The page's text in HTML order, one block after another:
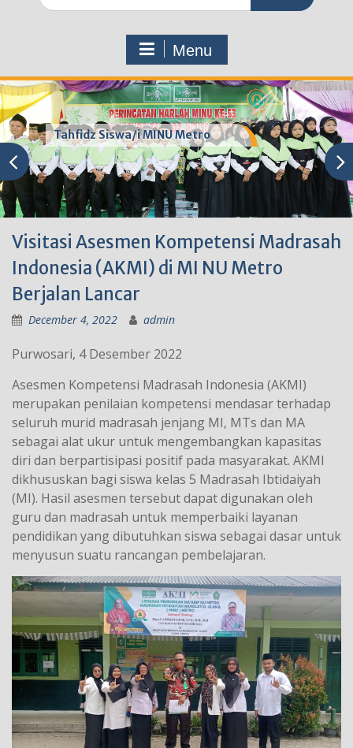
Menu
Tahfidz Siswa/i MINU Metro
Visitasi Asesmen Kompetensi Madrasah
Indonesia (AKMI) di MI NU Metro
Berjalan Lancar
December 4, 2022 admin
Purwosari, 4 Desember 2022
Asesmen Kompetensi Madrasah Indonesia (AKMI)
merupakan penilaian kompetensi mendasar terhadap
seluruh murid madrasah jenjang MI, MTs dan MA
sebagai alat ukur untuk mengembangkan kapasitas
diri dan berpartisipasi positif pada masyarakat. AKMI
dikhususkan bagi siswa kelas 5 Madrasah Ibtidaiyah
(MI). Hasil asesmen tersebut dapat digunakan oleh
guru dan madrasah untuk memperbaiki layanan
pendidikan yang dibutuhkan siswa sebagai dasar untuk
menyusun suatu rancangan pembelajaran.